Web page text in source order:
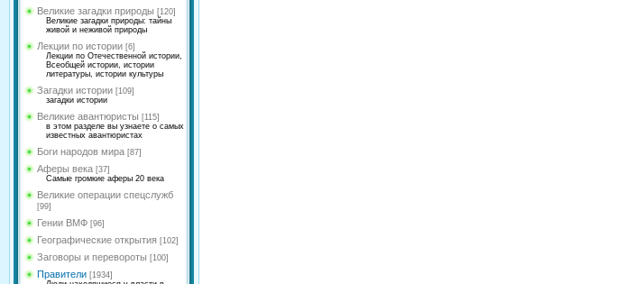
Великие загадки природы [120]
Великие загадки природы: тайны
живой и неживой природы
Лекции по истории [6]
Лекции по Отечественной истории,
Всеобщей истории, истории
литературы, истории культуры
Загадки истории [109]
загадки истории
Великие авантюристы [115]
в этом разделе вы узнаете о самых
известных авантюристах
Боги народов мира [87]
Аферы века [37]
Самые громкие аферы 20 века
Великие операции спецслужб
[99]
Гении ВМФ [96]
Географические открытия [102]
Заговоры и перевороты [100]
Правители [1934]